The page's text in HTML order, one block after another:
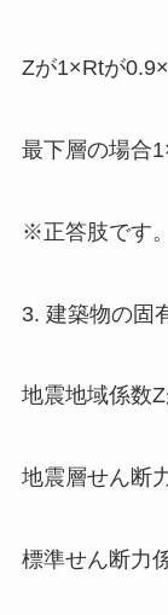
Zが1×Rtが
最下層の場合
※正答肢です。
3. 建築物の固
地震地域係数Z
地震層せん断
標準せん断力